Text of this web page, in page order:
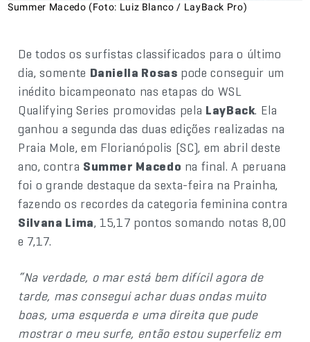
Summer Macedo (Foto: Luiz Blanco / LayBack Pro)
De todos os surfistas classificados para o último
dia, somente Daniella Rosas pode conseguir um
inédito bicampeonato nas etapas do WSL
Qualifying Series promovidas pela LayBack. Ela
ganhou a segunda das duas edições realizadas na
Praia Mole, em Florianópolis (SC), em abril deste
ano, contra Summer Macedo na final. A peruana
foi o grande destaque da sexta-feira na Prainha,
fazendo os recordes da categoria feminina contra
Silvana Lima, 15,17 pontos somando notas 8,00
e 7,17.
“Na verdade, o mar está bem difícil agora de
tarde, mas consegui achar duas ondas muito
boas, uma esquerda e uma direita que pude
mostrar o meu surfe, então estou superfeliz em